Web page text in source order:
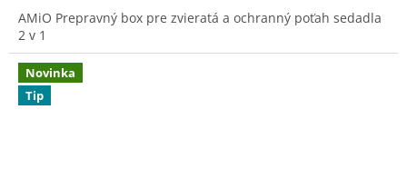
z
5
hviezdičiek.
AMiO Prepravný box pre zvieratá a ochranný poťah sedadla
2 v 1
Novinka
Tip